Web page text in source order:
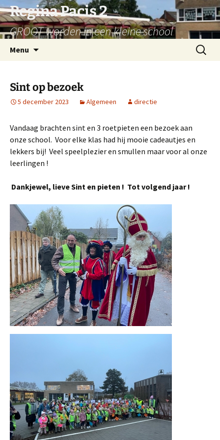
Ga
naar
de
inhoud
Regina Pacis 2
GROOT worden in een kleine school
Menu
Zoeken
naar:
Sint op bezoek
5 december 2023 Algemeen directie
Vandaag brachten sint en 3 roetpieten een bezoek aan
onze school. Voor elke klas had hij mooie cadeautjes en
lekkers bij! Veel speelplezier en smullen maar voor al onze
leerlingen !
Dankjewel, lieve Sint en pieten ! Tot volgend jaar !